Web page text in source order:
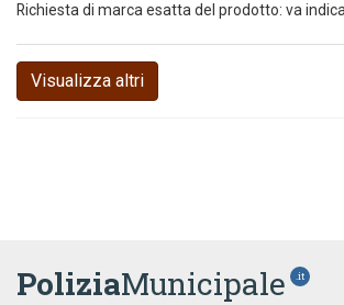
Richiesta di marca esatta del prodotto: va
Visualizza altri
PoliziaMunicipale .it